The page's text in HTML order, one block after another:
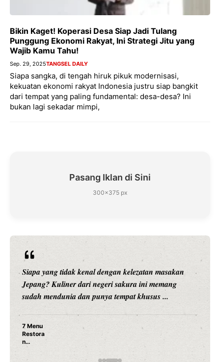
Bikin Kaget! Koperasi Desa Siap Jadi Tulang
Punggung Ekonomi Rakyat, Ini Strategi Jitu yang
Wajib Kamu Tahu!
Sep. 29, 2025TANGSEL DAILY
Siapa sangka, di tengah hiruk pikuk modernisasi,
kekuatan ekonomi rakyat Indonesia justru siap bangkit
dari tempat yang paling fundamental: desa-desa? Ini
bukan lagi sekadar mimpi,
Pasang Iklan di Sini
300×375 px
Siapa yang tidak kenal dengan kelezatan masakan
Jepang? Kuliner dari negeri sakura ini memang
sudah mendunia dan punya tempat khusus ...
7 Menu
Restora
n
Jepang
yang